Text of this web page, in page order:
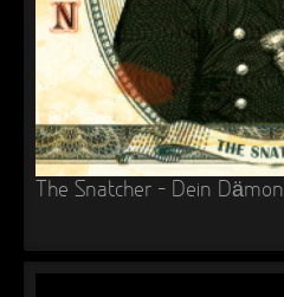
The Snatcher – Dein Dämon